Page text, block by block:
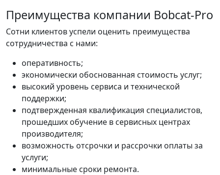
Преимущества компании Bobcat-Pro
Сотни клиентов успели оценить преимущества
сотрудничества с нами:
оперативность;
экономически обоснованная стоимость услуг;
высокий уровень сервиса и технической
поддержки;
подтвержденная квалификация специалистов,
прошедших обучение в сервисных центрах
производителя;
возможность отсрочки и рассрочки оплаты за
услуги;
минимальные сроки ремонта.